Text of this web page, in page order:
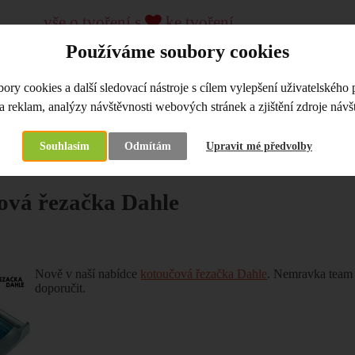
Používáme soubory cookies
cookies a další sledovací nástroje s cílem vylepšení uživatelského
reklam, analýzy návštěvnosti webových stránek a zjištění zdroje
Souhlasím Odmítám Upravit mé předvolby
vše o tvoření s
ke tvoření...
kreativní pomůcky a materiál, kurzy
od roku 2009
KREATIVNÍ KURZY, WORKSHOPY
Co je nového Kotoučová řezačka Dahle
řezačka Dahle
Nově v naší nabídce kotoučová řezačka Dahle. Nemravka
doporučit.